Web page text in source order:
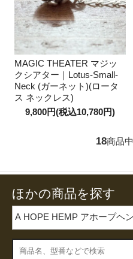
MAGIC THEATER マジッ
クシアター｜Lotus-Small-
Neck (ガーネット)(ロータ
ス ネックレス)
9,800円(税込10,780円)
18商品中
ほかの商品を探す